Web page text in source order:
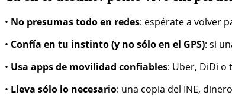
• No presumas todo en redes: espérate a volver
• Confía en tu instinto (y no sólo en el GPS): si
• Usa apps de movilidad confiables: Uber, DiDi o
• Lleva sólo lo necesario: una copia del INE,